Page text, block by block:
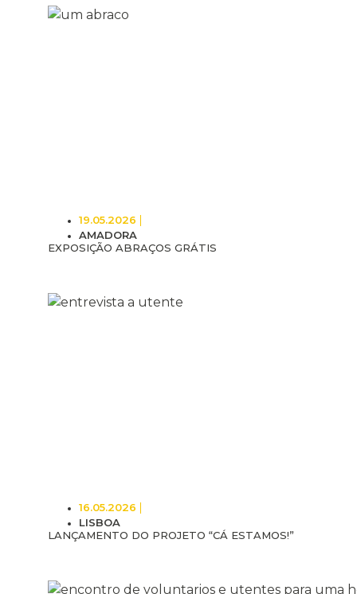
19.05.2026
AMADORA
EXPOSIÇÃO ABRAÇOS GRÁTIS
16.05.2026
LISBOA
LANÇAMENTO DO PROJETO “CÁ ESTAMOS!”